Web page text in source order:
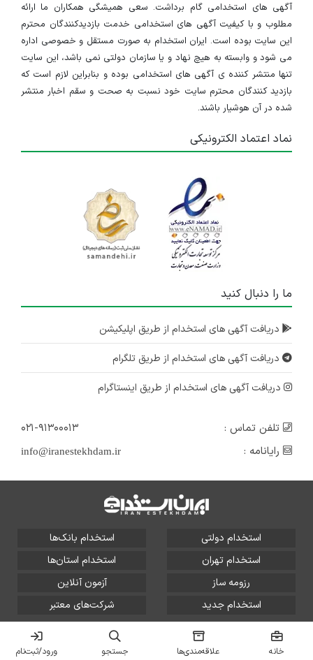
آگهی های استخدامی گام برداشت. سعی همیشگی همکاران ما ارائه
مطلوب و با کیفیت آگهی های استخدامی خدمت بازدیدکنندگان محترم
این سایت بوده است. ایران استخدام به صورت مستقل و خصوصی اداره
می شود و وابسته به هیچ نهاد و یا سازمان دولتی نمی باشد، این سایت
تنها منتشر کننده ی آگهی های استخدامی بوده و بنابراین لازم است که
بازدید کنندگان محترم سایت خود نسبت به صحت و سقم اخبار منتشر
شده در آن هوشیار باشند.
نماد اعتماد الکترونیکی
ما را دنبال کنید
دریافت آگهی های استخدام از طریق اپلیکیشن
دریافت آگهی های استخدام از طریق تلگرام
دریافت آگهی های استخدام از طریق اینستاگرام
تلفن تماس :
۰۲۱-۹۱۳۰۰۰۱۳
رایانامه :
info@iranestekhdam.ir
استخدام دولتی
استخدام بانک‌ها
استخدام تهران
استخدام استان‌ها
رزومه ساز
آزمون آنلاین
استخدام جدید
شرکت‌های معتبر
تمامی حقوق این سایت برای آلتین سیستم محفوظ است و هر
گونه سوءاستفاده از آن پیگرد قانونی دارد.
خانه علاقه‌مندی‌ها جستجو ورود/ثبت‌نام